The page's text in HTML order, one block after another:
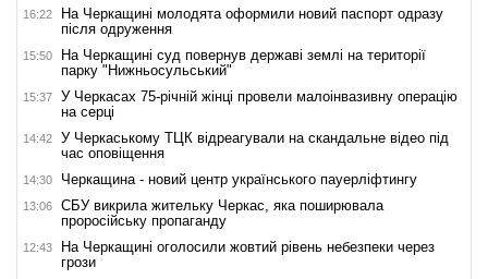
16:22
На Черкащині молодята оформили новий паспорт одразу
після одруження
15:50
На Черкащині суд повернув державі землі на території
парку "Нижньосульський"
15:37
У Черкасах 75-річній жінці провели малоінвазивну операцію
на серці
14:42
У Черкаському ТЦК відреагували на скандальне відео під
час оповіщення
14:30 Черкащина - новий центр українського пауерліфтингу
13:06
СБУ викрила жительку Черкас, яка поширювала
проросійську пропаганду
12:43
На Черкащині оголосили жовтий рівень небезпеки через
грози